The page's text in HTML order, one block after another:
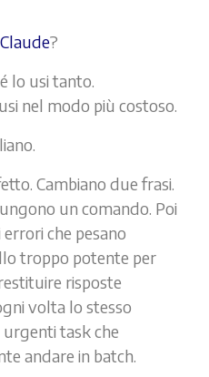
Claude?
lo usi tanto.
nel modo più costoso.
Cambiano due frasi.
un comando. Poi
che pesano
troppo potente per
risposte
volta lo stesso
task che
andare in batch.